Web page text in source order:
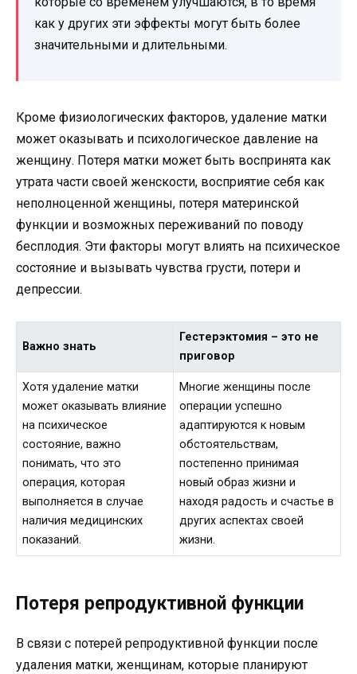
как у других эти эффекты могут быть более
значительными и длительными.
Кроме физиологических факторов, удаление матки
может оказывать и психологическое давление на
женщину. Потеря матки может быть воспринята как
утрата части своей женскости, восприятие себя как
неполноценной женщины, потеря материнской
функции и возможных переживаний по поводу
бесплодия. Эти факторы могут влиять на психическое
состояние и вызывать чувства грусти, потери и
депрессии.
Важно знать
Гестерэктомия – это не
приговор
Хотя удаление матки
может оказывать влияние
на психическое
состояние, важно
понимать, что это
операция, которая
выполняется в случае
наличия медицинских
показаний.
Многие женщины после
операции успешно
адаптируются к новым
обстоятельствам,
постепенно принимая
новый образ жизни и
находя радость и счастье в
других аспектах своей
жизни.
Потеря репродуктивной функции
В связи с потерей репродуктивной функции после
удаления матки, женщинам, которые планируют